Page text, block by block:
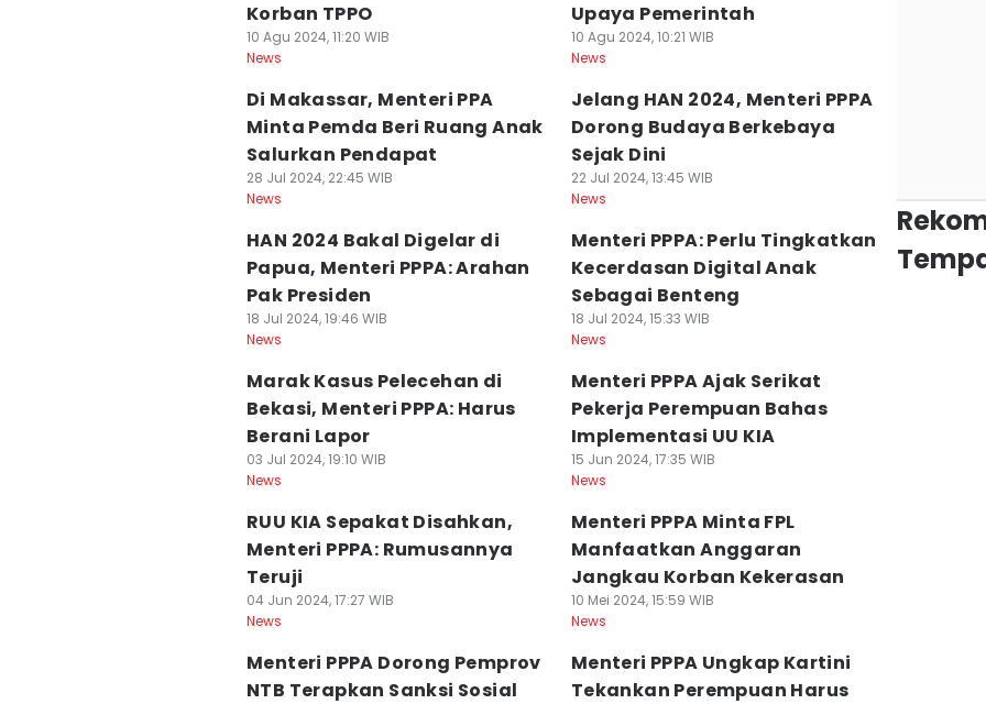
Korban TPPO
10 Agu 2024, 11:20 WIB
News
Upaya Pemerintah
10 Agu 2024, 10:21 WIB
News
Di Makassar, Menteri PPA
Minta Pemda Beri Ruang Anak
Salurkan Pendapat
28 Jul 2024, 22:45 WIB
News
Jelang HAN 2024, Menteri PPPA
Dorong Budaya Berkebaya
Sejak Dini
22 Jul 2024, 13:45 WIB
News
HAN 2024 Bakal Digelar di
Papua, Menteri PPPA: Arahan
Pak Presiden
18 Jul 2024, 19:46 WIB
News
Menteri PPPA: Perlu Tingkatkan
Kecerdasan Digital Anak
Sebagai Benteng
18 Jul 2024, 15:33 WIB
News
Marak Kasus Pelecehan di
Bekasi, Menteri PPPA: Harus
Berani Lapor
03 Jul 2024, 19:10 WIB
News
Menteri PPPA Ajak Serikat
Pekerja Perempuan Bahas
Implementasi UU KIA
15 Jun 2024, 17:35 WIB
News
RUU KIA Sepakat Disahkan,
Menteri PPPA: Rumusannya
Teruji
04 Jun 2024, 17:27 WIB
News
Menteri PPPA Minta FPL
Manfaatkan Anggaran
Jangkau Korban Kekerasan
10 Mei 2024, 15:59 WIB
News
Menteri PPPA Dorong Pemprov
NTB Terapkan Sanksi Sosial
Menteri PPPA Ungkap Kartini
Tekankan Perempuan Harus